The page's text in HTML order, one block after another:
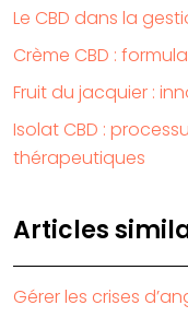
Le CBD dans la
Crème CBD :
Fruit du jacquier :
Isolat CBD :
thérapeutiques
Articles
Gérer les crises